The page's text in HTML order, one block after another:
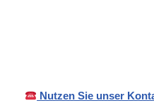
Nutzen Sie unser